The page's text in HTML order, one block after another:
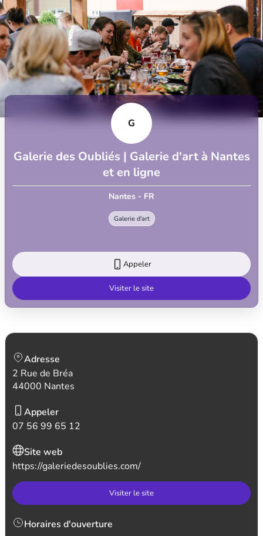
G
Galerie des Oubliés | Galerie d'art à Nantes
et en ligne
Nantes - FR
Galerie d'art
Appeler
Visiter le site
Adresse
2 Rue de Bréa
44000 Nantes
Appeler
07 56 99 65 12
Site web
https://galeriedesoublies.com/
Visiter le site
Horaires d'ouverture